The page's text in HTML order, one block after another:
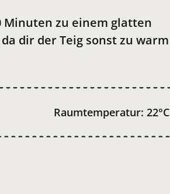
Minuten zu einem glatten
dir der Teig sonst zu warm
Raumtemperatur: 22°C